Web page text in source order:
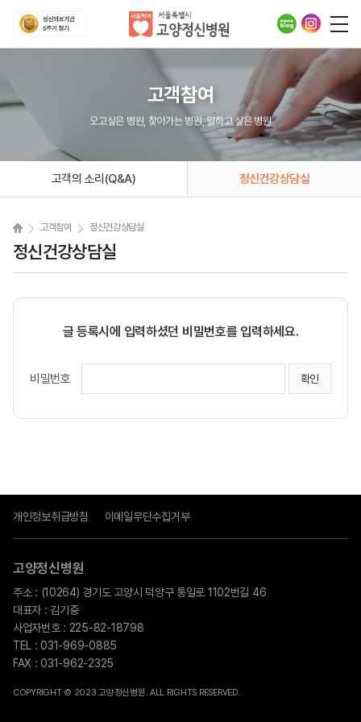
고객참여
오고싶은 병원, 찾아가는 병원, 일하고 싶은 병원
고객의 소리(Q&A) 정신건강상담실
정신건강상담실
고객참여 정신건강상담실
글 등록시에 입력하셨던 비밀번호를 입력하세요.
비밀번호
개인정보취급방침 이메일무단수집거부
고양정신병원
주소 : (10264) 경기도 고양시 덕양구 통일로 1102번길 46
대표자 : 김기중
사업자번호 : 225-82-18798
TEL : 031-969-0885
FAX : 031-962-2325
COPYRIGHT © 2023 고양정신병원. ALL RIGHTS RESERVED.